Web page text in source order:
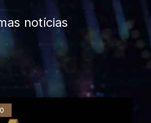
notícias